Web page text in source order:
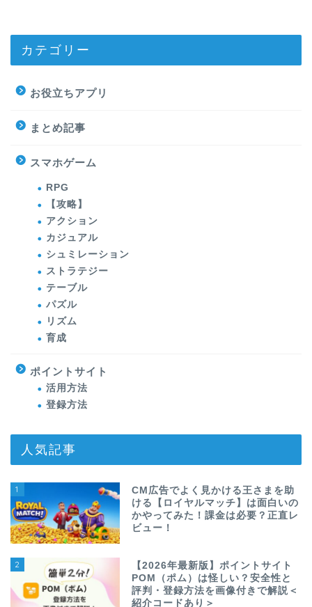
カテゴリー
お役立ちアプリ
まとめ記事
スマホゲーム
RPG
【攻略】
アクション
カジュアル
シュミレーション
ストラテジー
テーブル
パズル
リズム
育成
ポイントサイト
活用方法
登録方法
人気記事
1
CM広告でよく見かける王さまを助
ける【ロイヤルマッチ】は面白いの
かやってみた！課金は必要？正直レ
ビュー！
2
【2026年最新版】ポイントサイト
POM（ポム）は怪しい？安全性と
評判・登録方法を画像付きで解説＜
紹介コードあり＞